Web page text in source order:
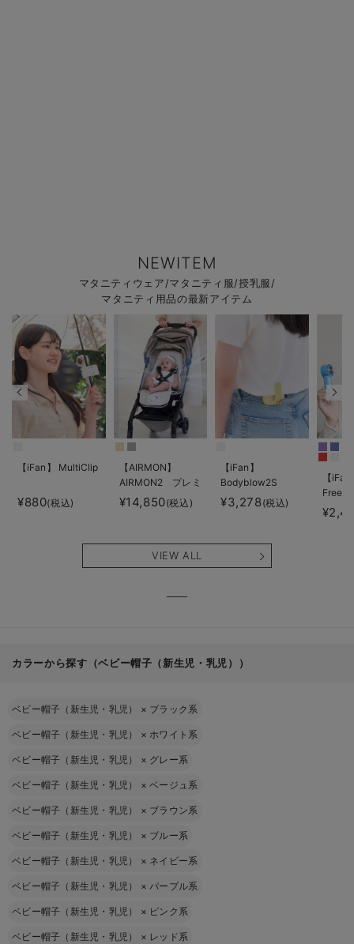
NEWITEM
マタニティウェア/マタニティ服/授乳服/
マタニティ用品の最新アイテム
【iFan】 MultiClip
¥880(税込)
【AIRMON】
AIRMON2 プレミ
アム
¥14,850(税込)
【iFan】
Bodyblow2S
¥3,278(税込)
【
Freeze
VIEW ALL
カラーから探す（ベビー帽子（新生児・乳児））
ベビー帽子（新生児・乳児） × ブラック系
ベビー帽子（新生児・乳児） ×ホワイト系
ベビー帽子（新生児・乳児） × グレー系
ベビー帽子（新生児・乳児） ×ベージュ系
ベビー帽子（新生児・乳児） × ブラウン系
ベビー帽子（新生児・乳児） × ブルー系
ベビー帽子（新生児・乳児） × ネイビー系
ベビー帽子（新生児・乳児） ×パープル系
ベビー帽子（新生児・乳児） × ピンク系
ベビー帽子（新生児・乳児） × レッド系